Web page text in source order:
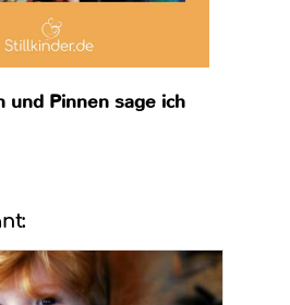
und Pinnen sage ich